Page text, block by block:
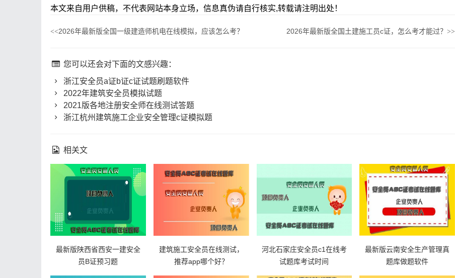
本文来自用户供稿，不代表网站本身立场，信息真伪请自行核实,转载请注明出处！
<<2026年最新版全国一级建造师机电在线模拟，应该怎么考？ 2026年最新版全国土建施工员c证，怎么考才能过？ >>
您可以还会对下面的文感兴趣：
浙江安全员a证b证c证试题刷题软件
2022年建筑安全员模拟试题
2021版各地注册安全师在线测试答题
浙江杭州建筑施工企业安全管理c证模拟题
相关文
最新版陕西省西安一建安全
员B证预习题
建筑施工安全员在线测试，
推荐app哪个好？
河北石家庄安全员c1在线考
试题库考试时间
最新版云南安全生产管理真
题库做题软件